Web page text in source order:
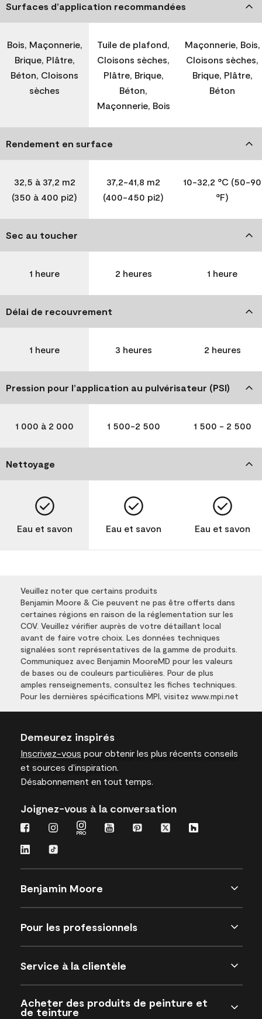
Surfaces d’application recommandées
Bois, Maçonnerie,
Brique, Plâtre,
Béton, Cloisons
sèches
Tuile de plafond,
Cloisons sèches,
Plâtre, Brique,
Béton,
Maçonnerie, Bois
Maçonnerie, Bois,
Cloisons sèches,
Brique, Plâtre,
Béton
Rendement en surface
32,5 à 37,2 m2
(350 à 400 pi2)
37,2-41,8 m2
(400-450 pi2)
10-32,2 °C (50-90
°F)
Sec au toucher
1 heure 2 heures 1 heure
Délai de recouvrement
1 heure 3 heures 2 heures
Pression pour l’application au pulvérisateur (PSI)
1 000 à 2 000 1 500-2 500 1 500 - 2 500
Nettoyage
Eau et savon Eau et savon Eau et savon
Veuillez noter que certains produits
Benjamin Moore & Cie peuvent ne pas être offerts dans
certaines régions en raison de la réglementation sur les
COV. Veuillez vérifier auprès de votre détaillant local
avant de faire votre choix. Les données techniques
signalées sont représentatives de la gamme de produits.
Communiquez avec Benjamin MooreMD pour les valeurs
de bases ou de couleurs particulières. Pour de plus
amples renseignements, consultez les fiches techniques.
Pour les dernières spécifications MPI, visitez www.mpi.net
Demeurez inspirés
Inscrivez-vous pour obtenir les plus récents conseils
et sources d’inspiration.
Désabonnement en tout temps.
Joignez-vous à la conversation
Benjamin Moore
Pour les professionnels
Service à la clientèle
Acheter des produits de peinture et
de teinture